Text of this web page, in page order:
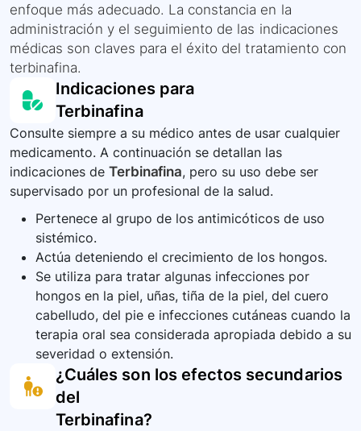
enfoque más adecuado. La constancia en la
administración y el seguimiento de las indicaciones
médicas son claves para el éxito del tratamiento con
terbinafina.
Indicaciones para
Terbinafina
Consulte siempre a su médico antes de usar cualquier
medicamento. A continuación se detallan las
indicaciones de Terbinafina, pero su uso debe ser
supervisado por un profesional de la salud.
Pertenece al grupo de los antimicóticos de uso
sistémico.
Actúa deteniendo el crecimiento de los hongos.
Se utiliza para tratar algunas infecciones por
hongos en la piel, uñas, tiña de la piel, del cuero
cabelludo, del pie e infecciones cutáneas cuando la
terapia oral sea considerada apropiada debido a su
severidad o extensión.
¿Cuáles son los efectos secundarios
del
Terbinafina?